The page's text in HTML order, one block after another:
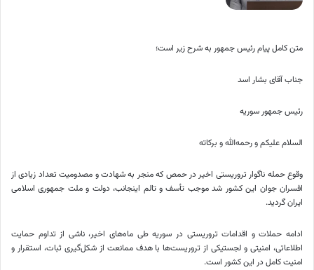
متن کامل پیام رئیس جمهور به شرح زیر است؛
جناب آقای بشار اسد
رئیس جمهور سوریه
السلام علیکم و رحمه‌الله و برکاته
وقوع حمله ناگوار تروریستی اخیر درحمص که منجر به شهادت و مصدومیت تعداد زیادی از
افسران جوان این کشور شد موجب تأسف وتالم اینجانب، دولت و ملت جمهوری اسلامی
ایران گردید.
ادامه حملات و اقدامات تروریستی در سوریه طی ماه‌های اخیر، ناشی از تداوم حمایت
اطلاعاتی، امنیتی و لجستیکی از تروریست‌ها با هدف ممانعت از شکل‌گیری ثبات، استقرار و
امنیت کامل در این کشور است.